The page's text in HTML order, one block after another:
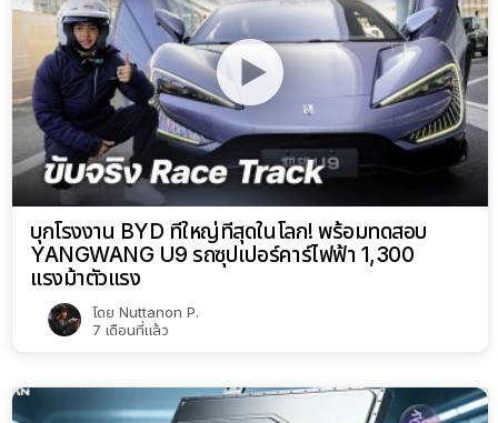
บุกโรงงาน BYD ที่ใหญ่ที่สุดในโลก! พร้อมทดสอบ
YANGWANG U9 รถซุปเปอร์คาร์ไฟฟ้า 1,300
แรงม้าตัวแรง
โดย Nuttanon P.
7 เดือนที่แล้ว